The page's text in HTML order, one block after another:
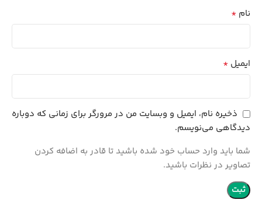
نام *
ایمیل *
ذخیره نام، ایمیل و وبسایت من در مرورگر برای زمانی که دوباره
دیدگاهی می‌نویسم.
شما باید وارد حساب خود شده باشید تا قادر به اضافه کردن
تصاویر در نظرات باشید.